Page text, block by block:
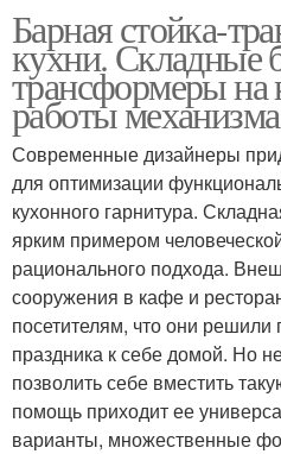
Барная стойка-
кухни. Складные
трансформеры
работы
Современные дизайнеры
для оптимизации
кухонного гарнитура.
ярким примером
рационального подхода.
сооружения в кафе и
посетителям, что они решили
праздника к себе домой. Но
позволить себе вместить
помощь приходит ее
варианты, множественные